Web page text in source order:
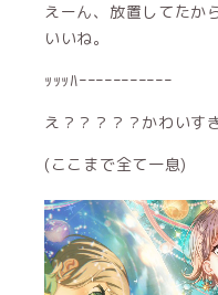
えーん、放置してたか
いいね。
ｯｯｯﾊｰｰｰｰｰｰｰｰｰｰｰ
え？？？？？かわいす
(ここまで全て一息)